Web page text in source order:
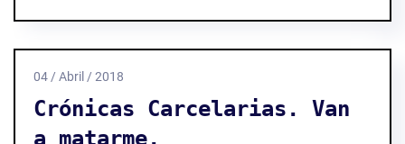
04 / Abril / 2018
Crónicas Carcelarias. Van
a matarme.